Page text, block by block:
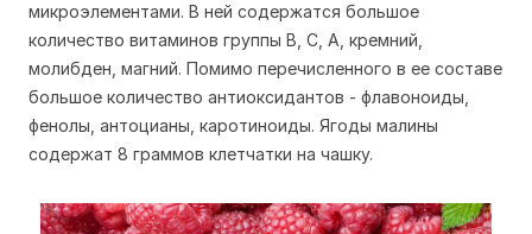
микроэлементами. В ней содержатся большое
количество витаминов группы В, С, А, кремний,
молибден, магний. Помимо перечисленного в ее составе
большое количество антиоксидантов - флавоноиды,
фенолы, антоцианы, каротиноиды. Ягоды малины
содержат 8 граммов клетчатки на чашку.